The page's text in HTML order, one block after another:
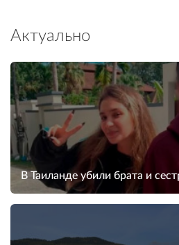
Актуально
В Таиланде убили брата и